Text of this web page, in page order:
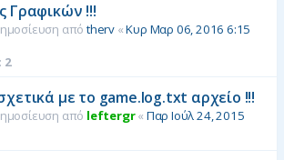
Γραφικών !!!
απόtherv «Κυρ Μαρ 06, 2016 6:15
2
με το game.log.txt αρχείο !!!
από leftergr« Παρ Ιούλ 24, 2015